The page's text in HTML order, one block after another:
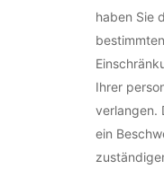
haben Sie
Ihrer
verlangen.
ein